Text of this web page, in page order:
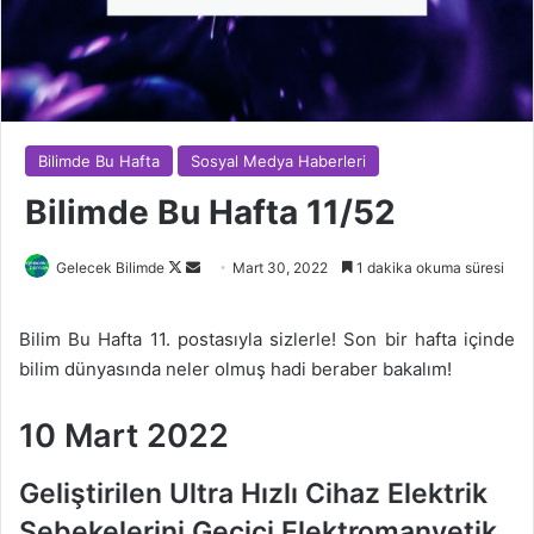
Bilimde Bu Hafta Sosyal Medya Haberleri
Bilimde Bu Hafta 11/52
Gelecek Bilimde
Follow
Bir
göndermek
Mart 30, 2022 1 dakika okuma süresi
Bilim Bu Hafta 11. postasıyla sizlerle! Son bir hafta içinde
bilim dünyasında neler olmuş hadi beraber bakalım!
10 Mart 2022
Geliştirilen Ultra Hızlı Cihaz Elektrik